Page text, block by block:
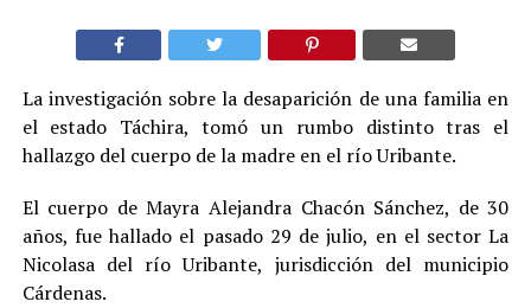
La investigación sobre la desaparición de una familia en
el estado Táchira, tomó un rumbo distinto tras el
hallazgo del cuerpo de la madre en el río Uribante.
El cuerpo de Mayra Alejandra Chacón Sánchez, de 30
años, fue hallado el pasado 29 de julio, en el sector La
Nicolasa del río Uribante, jurisdicción del municipio
Cárdenas.